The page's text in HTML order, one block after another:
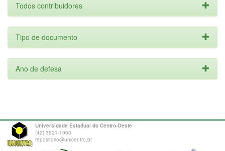
Todos contribuidores
Tipo de documento
Ano de defesa
Universidade Estadual do Centro-Oeste
(42) 3621-1000
repositorio@unicentro.br